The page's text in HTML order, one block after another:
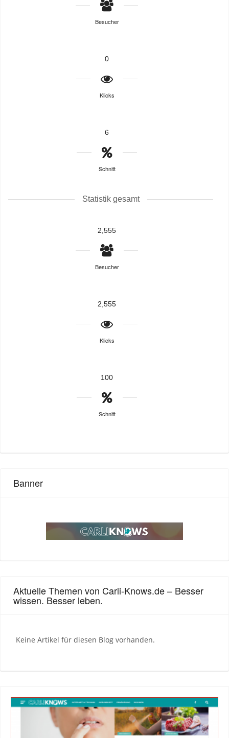
Besucher
0
Klicks
6
Schnitt
Statistik gesamt
2,555
Besucher
2,555
Klicks
100
Schnitt
Banner
Aktuelle Themen von Carli-Knows.de – Besser
wissen. Besser leben.
Keine Artikel für diesen Blog vorhanden.